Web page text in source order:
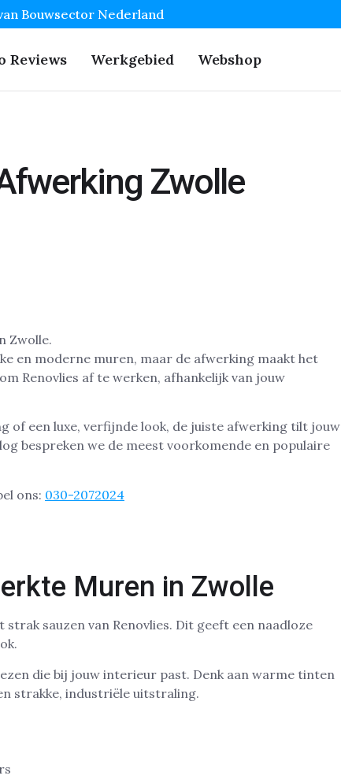
Bouwsector Nederland
Reviews Werkgebied Webshop
Zwolle
en moderne muren, maar de afwerking maakt het
Renovlies af te werken, afhankelijk van jouw
of een luxe, verfijnde look, de juiste afwerking tilt jouw
bespreken we de meest voorkomende en populaire
ons: 030-2072024
Muren in Zwolle
sauzen van Renovlies. Dit geeft een naadloze
die bij jouw interieur past. Denk aan warme tinten
strakke, industriële uitstraling.